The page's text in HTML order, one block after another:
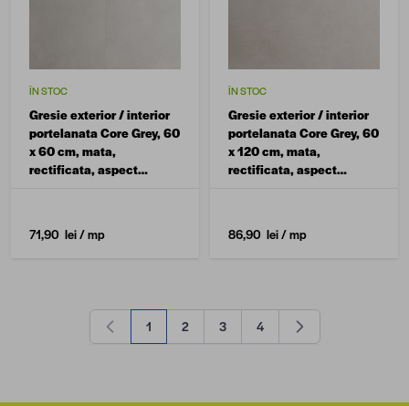
ÎN STOC
Gresie exterior / interior
portelanata Core Grey, 60
x 60 cm, mata,
rectificata, aspect
71,90 lei/ mp
ÎN STOC
Gresie exterior / interior
portelanata Core Grey, 60
x 120 cm, mata,
rectificata, aspect
86,90 lei/ mp
în acest moment citești pagina
1 Pagină
2 Pagină
3 Pagină
4